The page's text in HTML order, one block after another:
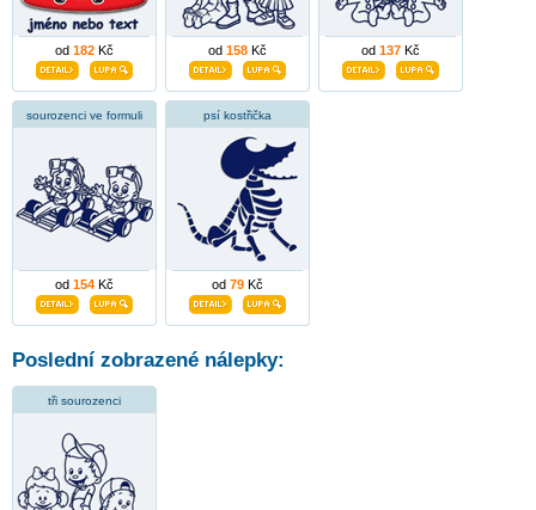
od 182 Kč od 158 Kč od 137 Kč
sourozenci ve formuli
od 154 Kč
psí kostřička
od 79 Kč
Poslední zobrazené nálepky:
tři sourozenci